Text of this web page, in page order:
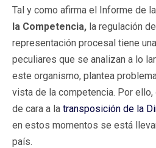
Tal y como afirma el Informe de la
la Competencia, la regulación
representación procesal tiene
peculiares que se analizan a lo
este organismo, plantea
vista de la competencia. Por
de cara a la transposición de la
en estos momentos se está
país.